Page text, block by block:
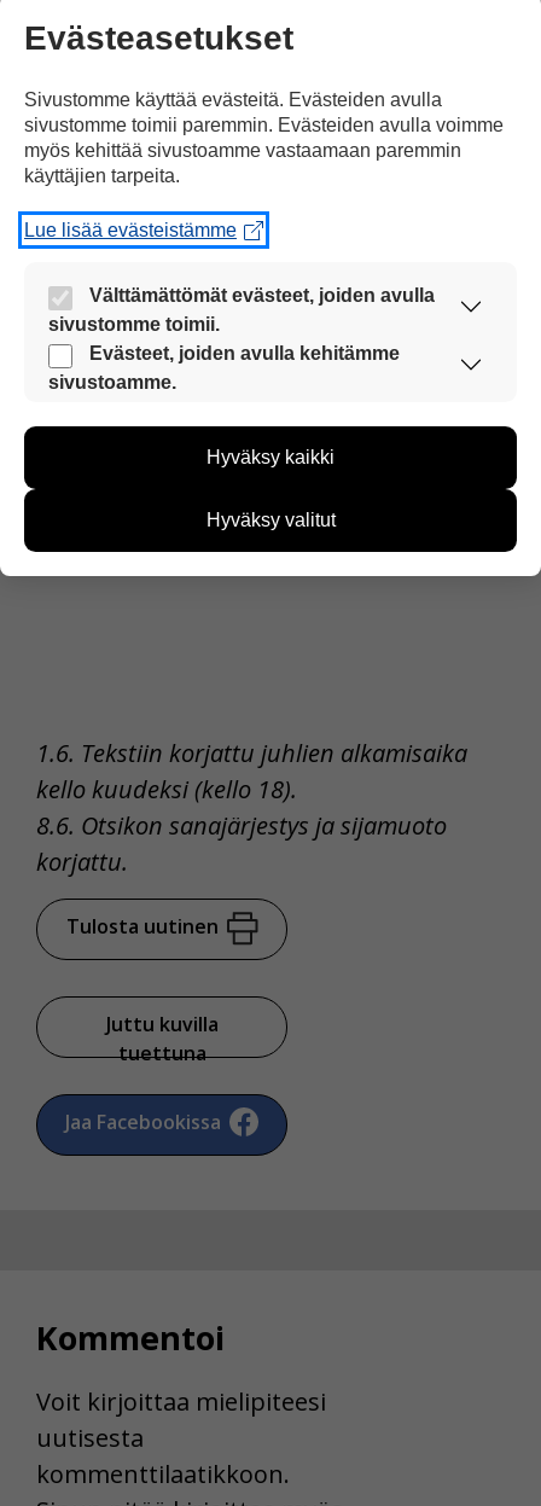
Sveitsin pelaajat olivat pettyneitä finaalin jälkeen
kisoissa hopeaa.
1.6. Tekstiin korjattu juhlien alkamisaika
kello kuudeksi (kello 18).
8.6. Otsikon sanajärjestys ja sijamuoto
korjattu.
Tulosta uutinen
Juttu kuvilla
tuettuna
Jaa Facebookissa
Kommentoi
Voit kirjoittaa mielipiteesi
uutisesta
kommenttilaatikkoon.
Evästeasetukset
Sivustomme käyttää evästeitä. Evästeiden avulla
sivustomme toimii paremmin. Evästeiden avulla voimme
myös kehittää sivustoamme vastaamaan paremmin
käyttäjien tarpeita.
Lue lisää evästeistämme
Välttämättömät evästeet, joiden avulla
sivustomme toimii.
Nämä evästeet ovat aina käytössä, jotta
sivustoamme voi käyttää sujuvasti ja turvallisesti.
Evästeet, joiden avulla kehitämme
sivustoamme.
kehittää sivustoamme vastaamaan paremmin
kävijämääristä ja siitä, mitä sivuja käytetään ja
miten sivuilla liikutaan. Emme kuitenkaan kerää
Hyväksy kaikki
Hyväksy valitut